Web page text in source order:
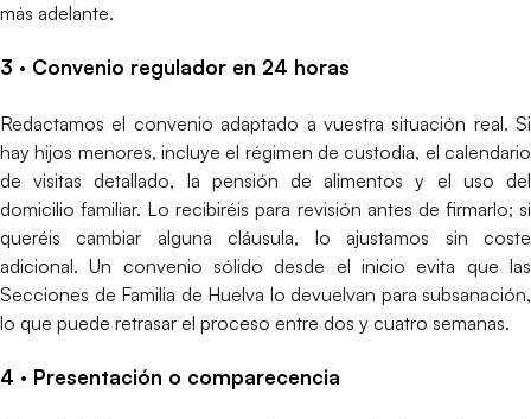
más adelante.
3 · Convenio regulador en 24 horas
Redactamos el convenio adaptado a vuestra situación real. Si
hay hijos menores, incluye el régimen de custodia, el calendario
de visitas detallado, la pensión de alimentos y el uso del
domicilio familiar. Lo recibiréis para revisión antes de firmarlo; si
queréis cambiar alguna cláusula, lo ajustamos sin coste
adicional. Un convenio sólido desde el inicio evita que las
Secciones de Familia de Huelva lo devuelvan para subsanación,
lo que puede retrasar el proceso entre dos y cuatro semanas.
4 · Presentación o comparecencia